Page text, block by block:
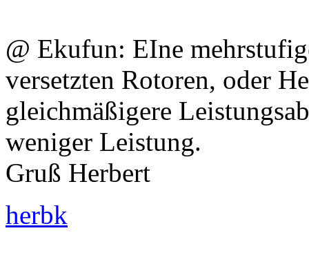
@ Ekufun: EIne
versetzten Rotoren, oder
gleichmäßigere
weniger Leistung.
Gruß Herbert
herbk